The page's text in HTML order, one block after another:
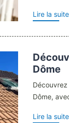
Lire la suite
Dôme
Dôme,
Lire la suite